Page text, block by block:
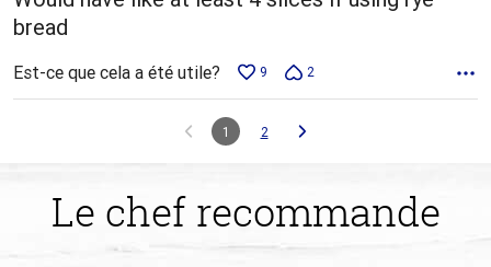
bread
Est-ce que cela a été utile? 9 2
1 2
Le chef recommande